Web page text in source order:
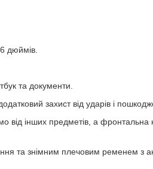
дюймів.
та документи.
захист від ударів і
від інших предметів, а
та знімним плечовим ременем з